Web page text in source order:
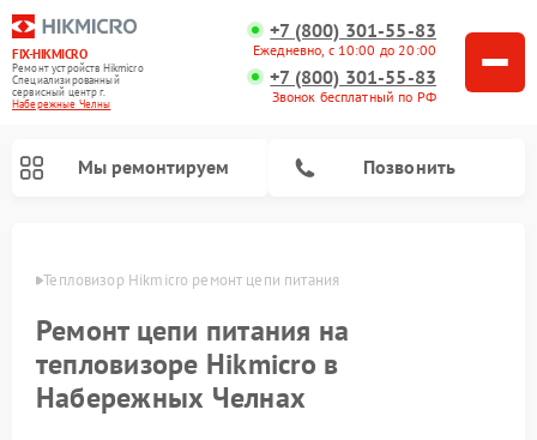
FIX-HIKMICRO
Ремонт устройств Hikmicro
Специализированный
cервисный центр г.
Набережные Челны
+7 (800) 301-55-83
Ежедневно, с 10:00 до 20:00
+7 (800) 301-55-83
Звонок бесплатный по РФ
Мы ремонтируем Позвонить
Тепловизор Hikmicro ремонт цепи питания
Ремонт цепи питания на
тепловизоре Hikmicro в
Набережных Челнах